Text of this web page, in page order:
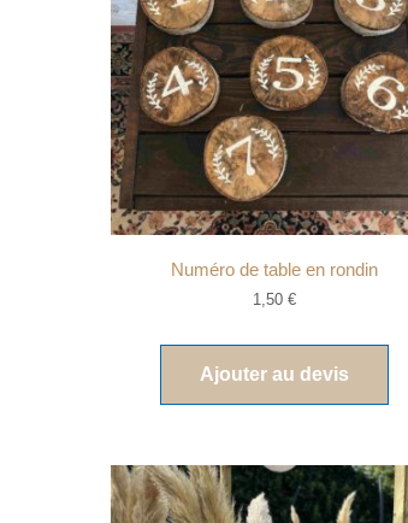
Numéro de table en rondin
1,50 €
Ajouter au devis